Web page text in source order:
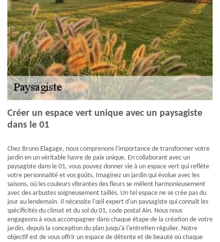
Créer un espace vert unique avec un paysagiste
dans le 01
Chez Bruno Elagage, nous comprenons l'importance de transformer votre
jardin en un véritable havre de paix unique. En collaborant avec un
paysagiste dans le 01, vous pouvez donner vie à un espace vert qui reflète
votre personnalité et vos goûts. Imaginez un jardin qui évolue avec les
saisons, où les couleurs vibrantes des fleurs se mêlent harmonieusement
avec des arbustes soigneusement taillés. Un tel espace ne se crée pas du
jour au lendemain. Il nécessite l'œil expert d'un paysagiste qui connaît les
spécificités du climat et du sol du 01, code postal Ain. Nous nous
engageons à vous accompagner dans chaque étape de la création de votre
jardin, depuis la conception du plan jusqu'à l'entretien régulier. Notre
objectif est de vous offrir un espace de détente et de beauté où chaque